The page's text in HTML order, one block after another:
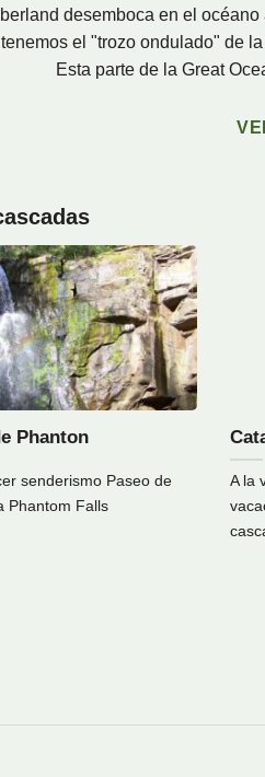
desemboca en el
el "trozo ondulado" de
Esta parte de la Great
Phanton
senderismo Paseo de
Phantom Falls
A la